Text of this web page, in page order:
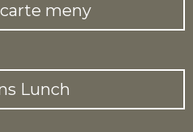
carte meny
Lunch